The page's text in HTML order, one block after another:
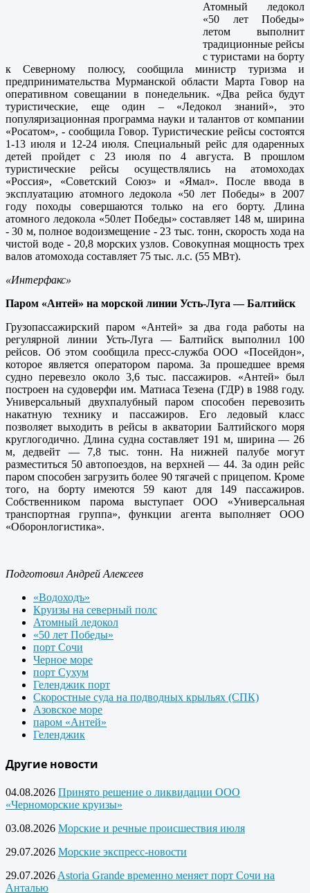
Атомный ледокол
«50 лет Победы»
летом выполнит
традиционные рейсы
с туристами на борту
к Северному полюсу, сообщила министр туризма и
предпринимательства Мурманской области Марта Говор на
оперативном совещании в понедельник. «Два рейса будут
туристические, еще один – «Ледокол знаний», это
популяризационная программа науки и талантов от компании
«Росатом», - сообщила Говор. Туристические рейсы состоятся
1-13 июля и 12-24 июля. Специальный рейс для одаренных
детей пройдет с 23 июля по 4 августа. В прошлом
туристические рейсы осуществлялись на атомоходах
«Россия», «Советский Союз» и «Ямал». После ввода в
эксплуатацию атомного ледокола «50 лет Победы» в 2007
году походы совершаются только на его борту. Длина
атомного ледокола «50лет Победы» составляет 148 м, ширина
- 30 м, полное водоизмещение - 23 тыс. тонн, скорость хода на
чистой воде - 20,8 морских узлов. Совокупная мощность трех
валов атомохода составляет 75 тыс. л.с. (55 МВт).
«Интерфакс»
Паром «Антей» на морской линии Усть-Луга — Балтийск
Грузопассажирский паром «Антей» за два года работы на
регулярной линии Усть-Луга — Балтийск выполнил 100
рейсов. Об этом сообщила пресс-служба ООО «Посейдон»,
которое является оператором парома. За прошедшее время
судно перевезло около 3,6 тыс. пассажиров. «Антей» был
построен на судоверфи им. Матиаса Тезена (ГДР) в 1988 году.
Универсальный двухпалубный паром способен перевозить
накатную технику и пассажиров. Его ледовый класс
позволяет выходить в рейсы в акватории Балтийского моря
круглогодично. Длина судна составляет 191 м, ширина — 26
м, дедвейт — 7,8 тыс. тонн. На нижней палубе могут
разместиться 50 автопоездов, на верхней — 44. За один рейс
паром способен загрузить более 90 тягачей с прицепом. Кроме
того, на борту имеются 59 кают для 149 пассажиров.
Собственником парома выступает ООО «Универсальная
транспортная группа», функции агента выполняет ООО
«Оборонлогистика».
Подготовил Андрей Алексеев
«Водоходъ»
Круизы на северный полс
Атомный ледокол
«50 лет Победы»
порт Сочи
Черное море
порт Сухум
Геленджик порт
Скоростные суда на подводных крыльях (СПК)
Азовское море
паром «Антей»
Геленджик
Другие новости
04.08.2026 Принято решение о ликвидации ООО
«Черноморские круизы»
03.08.2026 Морские и речные происшествия июля
29.07.2026 Морские экспресс-новости
29.07.2026 Astoria Grande временно меняет порт Сочи на
Анталью